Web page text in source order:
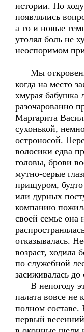
истории. По
появлялись
а то и новые
утолял боль не
неоспоримом
Мы
когда на место
хмурая бабушка
разочарованно
Маргарита
сухонькой,
остроносой.
волосики едва
головы, брови
мутно-серые
прищуром,
или дурных
компанию
своей семье она
отказывалась.
возраст, ходила
по служебной
засиживалась
В непогоду
палата вовсе не
полном составе.
первый